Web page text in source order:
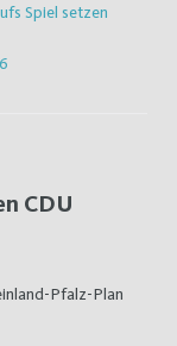
Spiel setzen
CDU
Pfalz-Plan